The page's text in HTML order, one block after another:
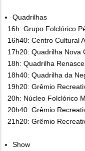
Quadrilhas
16h: Grupo Folclórico
16h40: Centro Cultural
17h20: Quadrilha Nova
18h: Quadrilha
18h40: Quadrilha da
19h20: Grêmio
20h: Núcleo Folclórico
20h40: Grêmio
21h20: Grêmio
Show